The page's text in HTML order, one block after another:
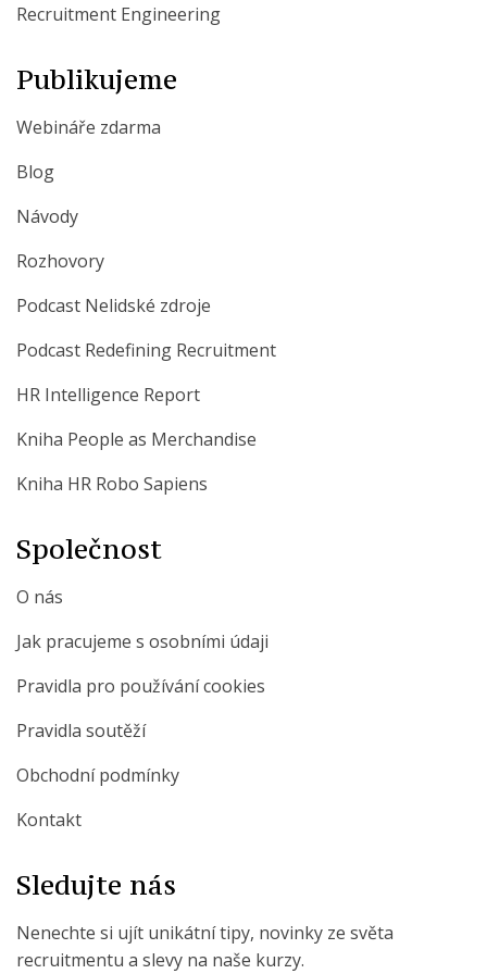
Recruitment Engineering
Publikujeme
Webináře zdarma
Blog
Návody
Rozhovory
Podcast Nelidské zdroje
Podcast Redefining Recruitment
HR Intelligence Report
Kniha People as Merchandise
Kniha HR Robo Sapiens
Společnost
O nás
Jak pracujeme s osobními údaji
Pravidla pro používání cookies
Pravidla soutěží
Obchodní podmínky
Kontakt
Sledujte nás
Nenechte si ujít unikátní tipy, novinky ze světa
recruitmentu a slevy na naše kurzy.